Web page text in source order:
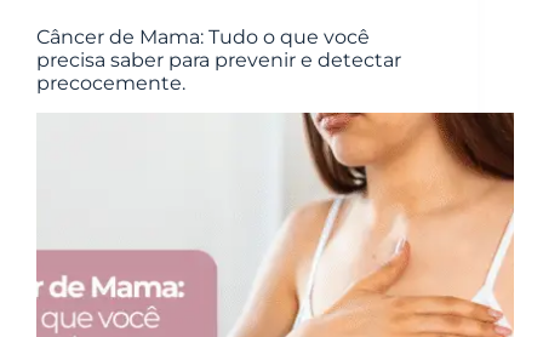
Câncer de Mama: Tudo o que você
precisa saber para prevenir e detectar
precocemente.